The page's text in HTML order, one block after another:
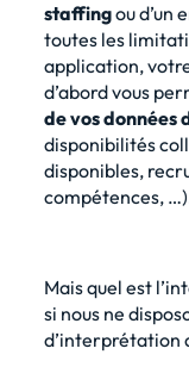
staffingou d’un
toutes les
application,
d’abord vous
de vos données
disponibilités
disponibles,
compétences,
Mais quel est
si nous ne
d’interprétation